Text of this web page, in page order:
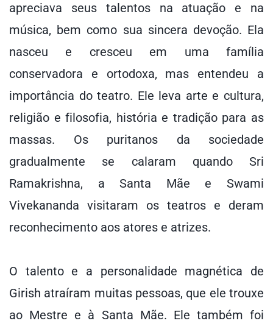
apreciava seus talentos na atuação e na
música, bem como sua sincera devoção. Ela
nasceu e cresceu em uma família
conservadora e ortodoxa, mas entendeu a
importância do teatro. Ele leva arte e cultura,
religião e filosofia, história e tradição para as
massas. Os puritanos da sociedade
gradualmente se calaram quando Sri
Ramakrishna, a Santa Mãe e Swami
Vivekananda visitaram os teatros e deram
reconhecimento aos atores e atrizes.
O talento e a personalidade magnética de
Girish atraíram muitas pessoas, que ele trouxe
ao Mestre e à Santa Mãe. Ele também foi